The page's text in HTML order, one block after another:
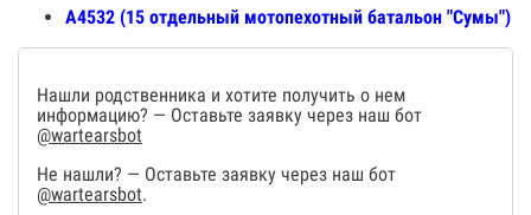
А4532 (15 отдельный мотопехотный батальон "Сумы")
Нашли родственника и хотите получить о нем
информацию? — Оставьте заявку через наш бот
@wartearsbot
Не нашли? — Оставьте заявку через наш бот
@wartearsbot.